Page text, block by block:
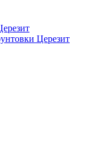
Церезит